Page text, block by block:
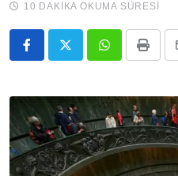
10 DAKIKA OKUMA SÜRESI
Whatsapp
Print